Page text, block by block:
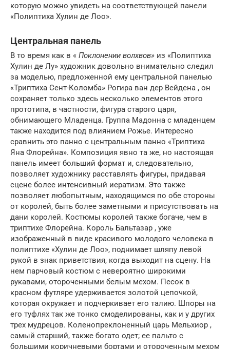
которую можно увидеть на соответствующей панели
«Полиптиха Хулин де Лоо».
Центральная панель
В то время как в « Поклонении волхвов» из «Полиптиха
Хулин де Лу» художник довольно внимательно следил
за моделью, предложенной ему центральной панелью
«Триптиха Сент-Коломба» Рогира ван дер Вейдена , он
сохраняет только здесь несколько элементов этого
прототипа, в частности, фигура старого царя,
обнимающего Младенца. Группа Мадонна с младенцем
также находится под влиянием Рожье. Интересно
сравнить это панно с центральным панно «Триптиха
Яна Флорейна». Композиция явно та же, но настоящая
панель имеет больший формат и, следовательно,
позволяет художнику расставлять фигуры, придавая
сцене более интенсивный иератизм. Это также
позволяет любопытным, находящимся по обе стороны
от королей, быть более заметными и присутствовать на
дани королей. Костюмы королей также богаче, чем в
триптихе Флорейна. Король Бальтазар , уже
изображенный в виде красивого молодого человека в
полиптихе «Хулин де Лоо», поднимает шляпу левой
рукой в ​​знак приветствия, когда выходит на сцену. На
нем парчовый костюм с невероятно широкими
рукавами, отороченными белым мехом. Песок в
красном футляре удерживается золотой цепочкой,
которая окружает и подчеркивает его талию. Шпоры на
его туфлях так же тонко смоделированы, как и у других
трех мудрецов. Коленопреклоненный царь Мельхиор ,
самый старший, также богато одет; ее пальто с
большими коричневыми бортами и отороченным мехом